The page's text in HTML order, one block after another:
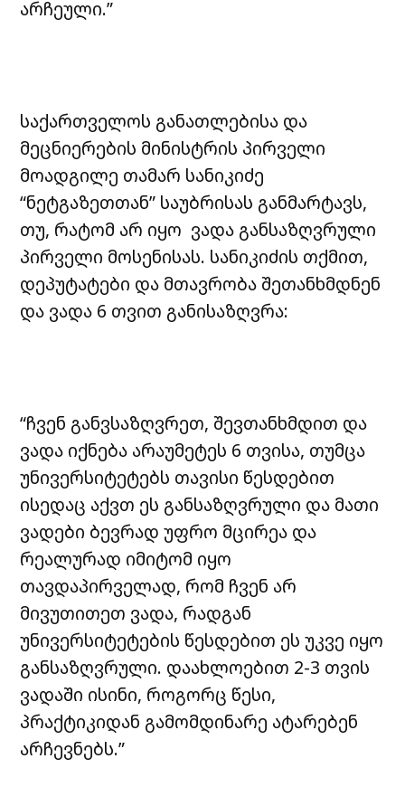
არჩეული.”
საქართველოს განათლებისა და
მეცნიერების მინისტრის პირველი
მოადგილე თამარ სანიკიძე
“ნეტგაზეთთან” საუბრისას განმარტავს,
თუ, რატომ არ იყო ვადა განსაზღვრული
პირველი მოსენისას. სანიკიძის თქმით,
დეპუტატები და მთავრობა შეთანხმდნენ
და ვადა 6 თვით განისაზღვრა:
“ჩვენ განვსაზღვრეთ, შევთანხმდით და
ვადა იქნება არაუმეტეს 6 თვისა, თუმცა
უნივერსიტეტებს თავისი წესდებით
ისედაც აქვთ ეს განსაზღვრული და მათი
ვადები ბევრად უფრო მცირეა და
რეალურად იმიტომ იყო
თავდაპირველად, რომ ჩვენ არ
მივუთითეთ ვადა, რადგან
უნივერსიტეტების წესდებით ეს უკვე იყო
განსაზღვრული. დაახლოებით 2-3 თვის
ვადაში ისინი, როგორც წესი,
პრაქტიკიდან გამომდინარე ატარებენ
არჩევნებს.”